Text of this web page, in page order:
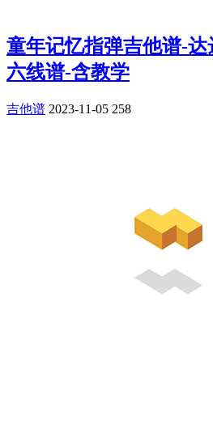
童年记忆指弹吉他谱-
六线谱-含教学
吉他谱 2023-11-05 258